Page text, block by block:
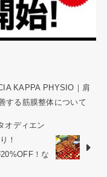
KAPPA PHYSIO｜肩
する筋膜整体について
オディエン
！
！な